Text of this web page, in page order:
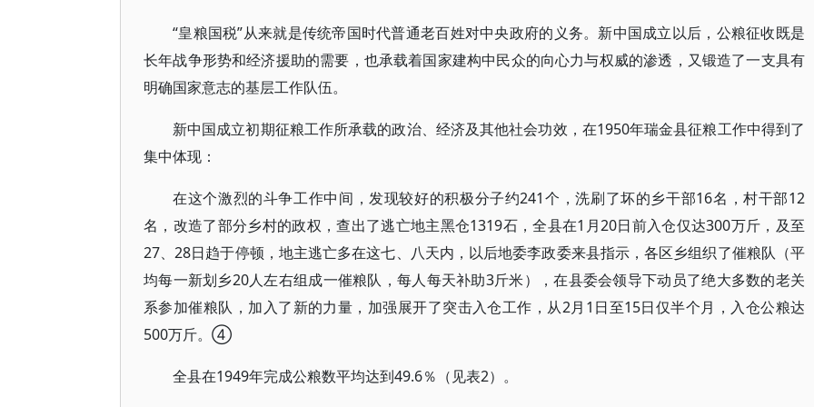
“皇粮国税”从来就是传统帝国时代普通老百姓对中央政府的义务。新中国成立以后，公粮征收既是
长年战争形势和经济援助的需要，也承载着国家建构中民众的向心力与权威的渗透，又锻造了一支具有
明确国家意志的基层工作队伍。
新中国成立初期征粮工作所承载的政治、经济及其他社会功效，在1950年瑞金县征粮工作中得到了
集中体现：
在这个激烈的斗争工作中间，发现较好的积极分子约241个，洗刷了坏的乡干部16名，村干部12
名，改造了部分乡村的政权，查出了逃亡地主黑仓1319石，全县在1月20日前入仓仅达300万斤，及至
27、28日趋于停顿，地主逃亡多在这七、八天内，以后地委李政委来县指示，各区乡组织了催粮队（平
均每一新划乡20人左右组成一催粮队，每人每天补助3斤米），在县委会领导下动员了绝大多数的老关
系参加催粮队，加入了新的力量，加强展开了突击入仓工作，从2月1日至15日仅半个月，入仓公粮达
500万斤。④
全县在1949年完成公粮数平均达到49.6％（见表2）。